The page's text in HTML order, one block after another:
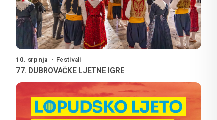
10. srpnja Festivali
77. DUBROVAČKE LJETNE IGRE